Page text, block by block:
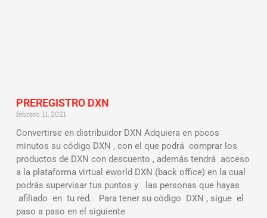
PREREGISTRO DXN
febrero 11, 2021
Convertirse en distribuidor DXN Adquiera en pocos
minutos su código DXN , con el que podrá comprar los
productos de DXN con descuento , además tendrá acceso
a la plataforma virtual eworld DXN (back office) en la cual
podrás supervisar tus puntos y las personas que hayas
afiliado en tu red. Para tener su código DXN , sigue el
paso a paso en el siguiente